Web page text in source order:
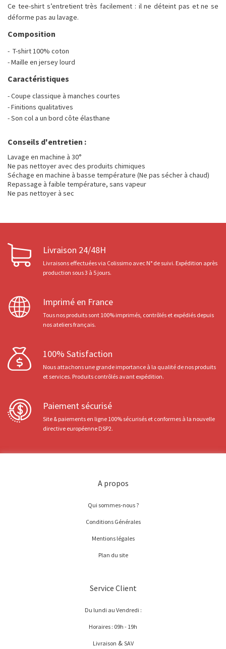
Ce tee-shirt s’entretient très facilement : il ne déteint pas et ne se
déforme pas au lavage.
Composition
- T-shirt 100% coton
- Maille en jersey lourd
Caractéristiques
- Coupe classique à manches courtes
- Finitions qualitatives
- Son col a un bord côte élasthane
Conseils d'entretien :
Lavage en machine à 30°
Ne pas nettoyer avec des produits chimiques
Séchage en machine à basse température (Ne pas sécher à chaud)
Repassage à faible température, sans vapeur
Ne pas nettoyer à sec
Livraison 24/48H
Livraisons effectuées via Colissimo avec N° de suivi. Expédition après
production sous 3 à 5 jours.
Imprimé en France
Tous nos produits sont 100% imprimés, contrôlés et expédiés depuis
nos ateliers français.
100% Satisfaction
Nous attachons une grande importance à la qualité de nos produits
et services. Produits contrôlés avant expédition.
Paiement sécurisé
Site & paiements en ligne 100% sécurisés et conformes à la nouvelle
directive européenne DSP2.
A propos
Qui sommes-nous ?
Conditions Générales
Mentions légales
Plan du site
Service Client
Du lundi au Vendredi :
Horaires : 09h - 19h
Livraison & SAV